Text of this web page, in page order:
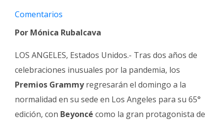
Comentarios
Por Mónica Rubalcava
LOS ANGELES, Estados Unidos.- Tras dos años de
celebraciones inusuales por la pandemia, los
Premios Grammyregresarán el domingo a la
normalidad en su sede en Los Angeles para su 65°
edición, con Beyoncé como la gran protagonista de